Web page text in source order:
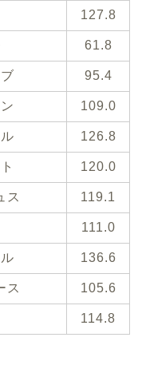
127.8
61.8
95.4
109.0
126.8
120.0
ス 119.1
111.0
136.6
ス 105.6
114.8